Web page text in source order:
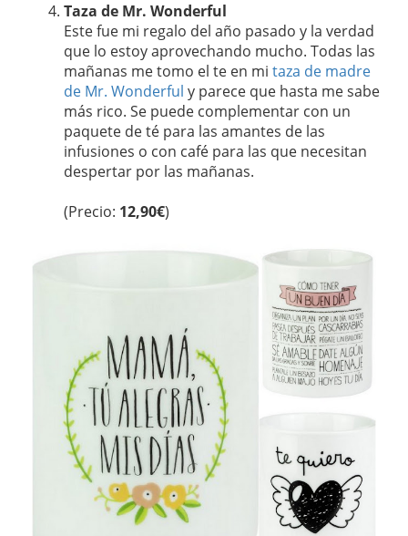
Taza de Mr. Wonderful
Este fue mi regalo del año pasado y la verdad
que lo estoy aprovechando mucho. Todas las
mañanas me tomo el te en mi taza de madre
de Mr. Wonderful y parece que hasta me sabe
más rico. Se puede complementar con un
paquete de té para las amantes de las
infusiones o con café para las que necesitan
despertar por las mañanas.
(Precio: 12,90€)